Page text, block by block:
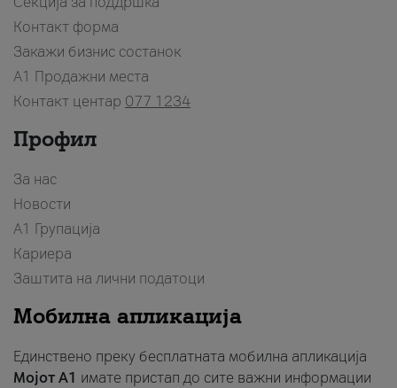
Контакт форма
Закажи бизнис состанок
A1 Продажни места
Контакт центар 077 1234
Профил
За нас
Новости
А1 Групација
Кариера
Заштита на лични податоци
Мобилна апликација
Единствено преку бесплатната мобилна апликација
Мојот A1 имате пристап до сите важни информации